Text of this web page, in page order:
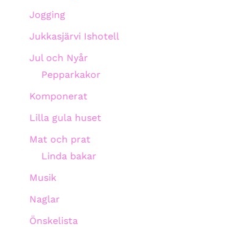
Jogging
Jukkasjärvi Ishotell
Jul och Nyår
Pepparkakor
Komponerat
Lilla gula huset
Mat och prat
Linda bakar
Musik
Naglar
Önskelista